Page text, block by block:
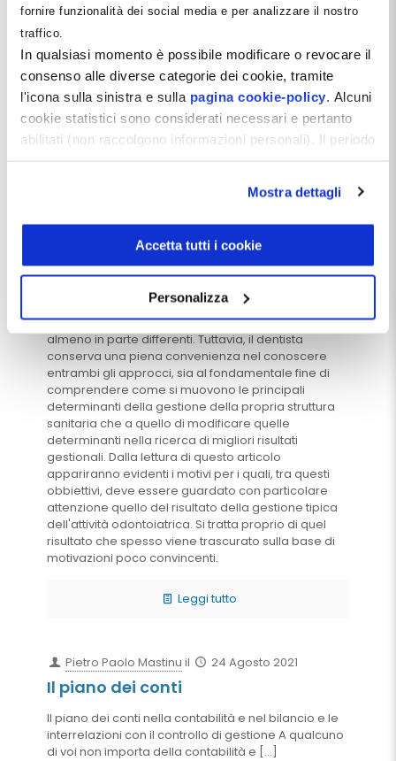
fornire funzionalità dei social media e per analizzare il nostro
traffico.
In qualsiasi momento è possibile modificare o revocare il
consenso alle diverse categorie dei cookie, tramite
l'icona sulla sinistra e sulla pagina cookie-policy . Alcuni
cookie statistici sono considerati necessari e pertanto
abilitati (non raccolgono informazioni personali). Il periodo
indirizzo:dentistamanager.it/contatti-dentista-
Chiudendo questo banner tramite apposita X in alto a
Mostra dettagli
Accetta tutti i cookie
Personalizza
La stretta relazione tra controllo di
gestione e bilancio di esercizio
Il controllo di gestione e il bilancio di esercizio sono
strumenti diversi che attengono a logiche contabili
almeno in parte differenti. Tuttavia, il dentista
conserva una piena convenienza nel conoscere
entrambi gli approcci, sia al fondamentale fine di
comprendere come si muovono le principali
determinanti della gestione della propria struttura
sanitaria che a quello di modificare quelle
determinanti nella ricerca di migliori risultati
gestionali. Dalla lettura di questo articolo
appariranno evidenti i motivi per i quali, tra questi
obbiettivi, deve essere guardato con particolare
attenzione quello del risultato della gestione tipica
dell'attività odontoiatrica. Si tratta proprio di quel
risultato che spesso viene trascurato sulla base di
motivazioni poco convincenti.
Leggi tutto
Pietro Paolo Mastinu il 24 Agosto 2021
Il piano dei conti
Il piano dei conti nella contabilità e nel bilancio e le
interrelazioni con il controllo di gestione A qualcuno
di voi non importa della contabilità e […]